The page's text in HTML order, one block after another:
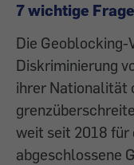
7 wichtige
Die Geoblocking-
Diskriminierung
ihrer Nationalität
weit seit 2018 für
abgeschlossene